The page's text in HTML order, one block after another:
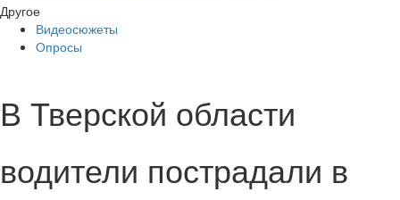
Другое
Видеосюжеты
Опросы
В Тверской области
водители пострадали в